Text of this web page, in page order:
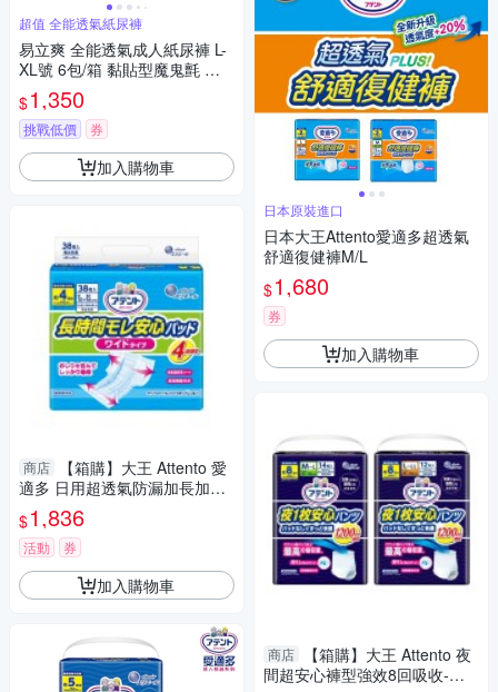
超值 全能透氣紙尿褲
易立爽 全能透氣成人紙尿褲 L-
XL號 6包/箱 黏貼型魔鬼氈 尿
褲尿布全能防護
$1,350
挑戰低價 券
加入購物車
商店
【箱購】大王 Attento 愛
適多 日用超透氣防漏加長加寬
尿片-4回吸收 (38片/4包/箱)
【杏一】
$1,836
活動 券
加入購物車
日本原裝進口
日本大王Attento愛適多超透氣
舒適復健褲M/L
$1,680
券
加入購物車
商店
【箱購】大王 Attento 夜
間超安心褲型強效8回吸收-男